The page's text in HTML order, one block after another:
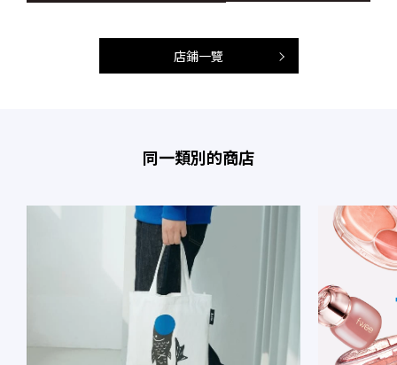
店鋪一覽
同一類別的商店